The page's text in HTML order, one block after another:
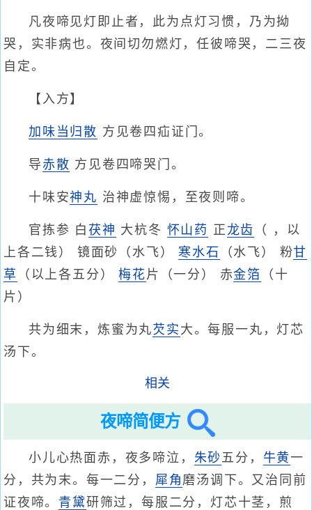
凡夜啼见灯即止者，此为点灯习惯，乃为拗
哭，实非病也。夜间切勿燃灯，任彼啼哭，二三夜
自定。
【入方】
加味当归散 方见卷四疝证门。
导 赤散 方见卷四啼哭门。
十味安神丸 治神虚惊惕，至夜则啼。
官拣参 白 茯神 大杭冬 怀山药 正 龙齿
（ ，以
上各二钱） 镜面砂（水飞）寒水石 （水飞） 粉甘
草
（以上各五分）梅花片（一分） 赤金箔
（十
片）
共为细末，炼蜜为丸芡实 大。每服一丸，灯芯
汤下。
相关
夜啼简便方
小儿心热面赤，夜多啼泣， 朱砂 五分， 牛黄一
分，共为末。每一二分， 犀角 磨汤调下。又治同前
证夜啼。 青黛研筛过，每服二分，灯芯十茎，煎